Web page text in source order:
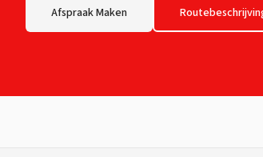
Afspraak Maken